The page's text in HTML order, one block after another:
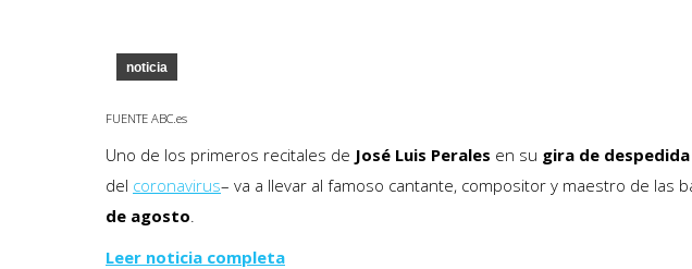
noticia
FUENTE ABC.es
Uno de los primeros recitales de José Luis Perales en su gira de despedida
del coronavirus– va a llevar al famoso cantante, compositor y maestro de las
de agosto.
Leer noticia completa